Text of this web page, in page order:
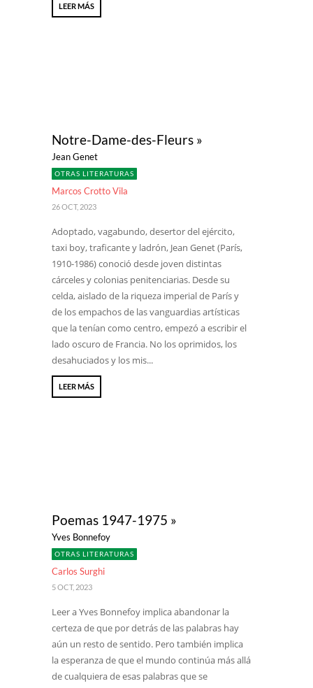
LEER MÁS
Notre-Dame-des-Fleurs »
Jean Genet
OTRAS LITERATURAS
Marcos Crotto Vila
26 OCT, 2023
Adoptado, vagabundo, desertor del ejército,
taxi boy, traficante y ladrón, Jean Genet (París,
1910-1986) conoció desde joven distintas
cárceles y colonias penitenciarias. Desde su
celda, aislado de la riqueza imperial de París y
de los empachos de las vanguardias artísticas
que la tenían como centro, empezó a escribir el
lado oscuro de Francia. No los oprimidos, los
desahuciados y los mis...
LEER MÁS
Poemas 1947-1975 »
Yves Bonnefoy
OTRAS LITERATURAS
Carlos Surghi
5 OCT, 2023
Leer a Yves Bonnefoy implica abandonar la
certeza de que por detrás de las palabras hay
aún un resto de sentido. Pero también implica
la esperanza de que el mundo continúa más allá
de cualquiera de esas palabras que se